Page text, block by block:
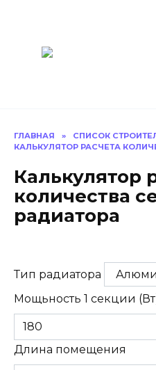
ГЛАВНАЯ » СПИСОК
КАЛЬКУЛЯТОР РАСЧЕТА
Калькулятор
количества
радиатора
Тип радиатора
Мощьность 1 секции
Длина помещения